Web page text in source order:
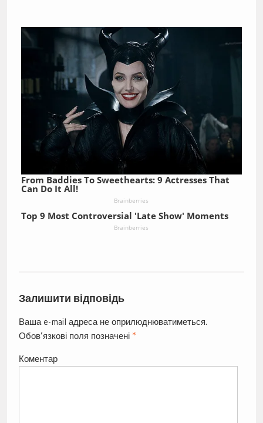
From Baddies To Sweethearts: 9 Actresses That
Can Do It All!
Brainberries
Top 9 Most Controversial 'Late Show' Moments
Brainberries
Залишити відповідь
Ваша e-mail адреса не оприлюднюватиметься.
Обов’язкові поля позначені *
Коментар